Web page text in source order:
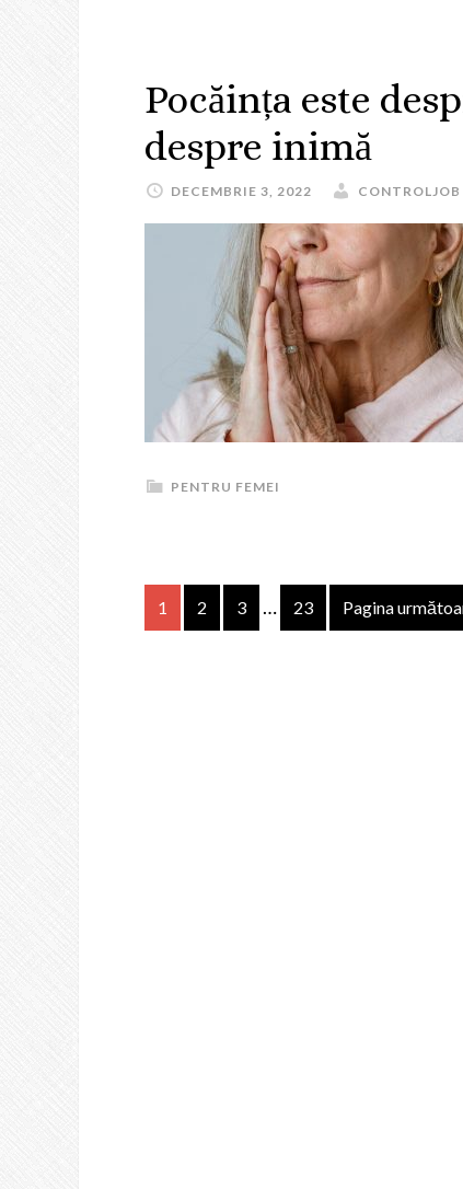
Pocăința este
despre inimă
DECEMBRIE 3, 2022 CONTROLJOB
PENTRU FEMEI
1 2 3 … 23 Pagina